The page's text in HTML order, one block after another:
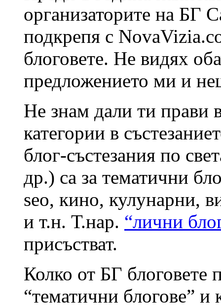
организаторите на БГ
подкрепя с
блоговете. Не видях
предложението ми и
Не знам дали ти прави
категории в
блог-състезания по
др.) са за тематични
seo, кино, кулунарни,
и т.н. Т.нар. “лични
присъстват.
Колко от БГ блоговете
“тематични блогове” и